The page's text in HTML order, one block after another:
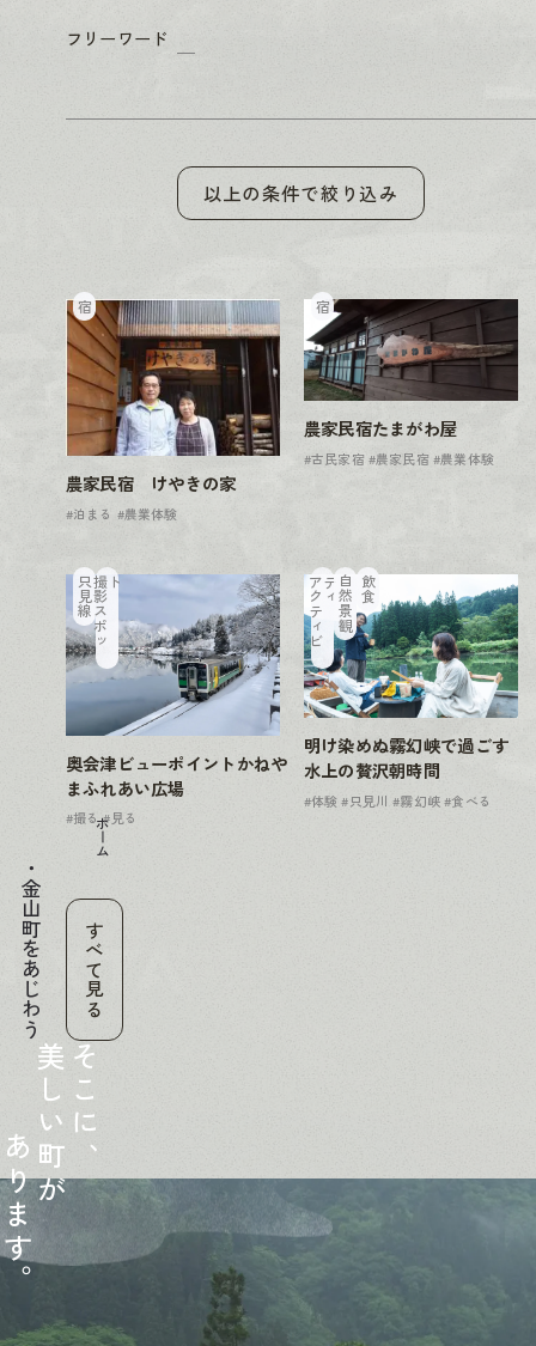
フリーワード
以上の条件で絞り込み
農家民宿 けやきの家
宿
#泊まる #農業体験
農家民宿たまがわ屋
宿
#古民家宿 #農家民宿 #農業体験
奥会津ビューポイントかねや
まふれあい広場
只見線撮
影
ス
ポ
ット
#撮る #見る
明け染めぬ霧幻峡で過ごす
水上の贅沢朝時間
ア
ク
テ
ィ
ビ
ティ自然景観 飲食
#体験 #只見川 #霧幻峡 #食べる
すべて見る
ホーム
金山町をあじわう
そ
こ
に
、
美
し
い
町
が